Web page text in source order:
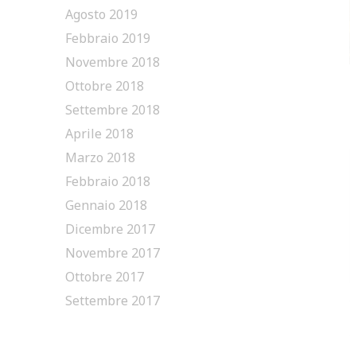
Agosto 2019
Febbraio 2019
Novembre 2018
Ottobre 2018
Settembre 2018
Aprile 2018
Marzo 2018
Febbraio 2018
Gennaio 2018
Dicembre 2017
Novembre 2017
Ottobre 2017
Settembre 2017